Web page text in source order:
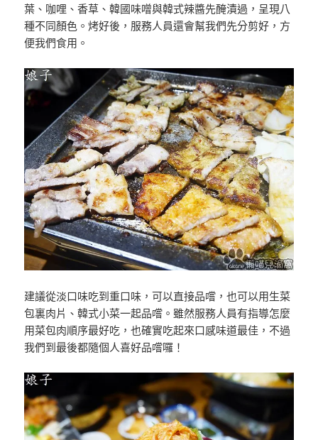
葉、咖哩、香草、韓國味噌與韓式辣醬先醃漬過，呈現八
種不同顏色。烤好後，服務人員還會幫我們先分剪好，方
便我們食用。
建議從淡口味吃到重口味，可以直接品嚐，也可以用生菜
包裏肉片、韓式小菜一起品嚐。雖然服務人員有指導怎麼
用菜包肉順序最好吃，也確實吃起來口感味道最佳，不過
我們到最後都隨個人喜好品嚐囉！